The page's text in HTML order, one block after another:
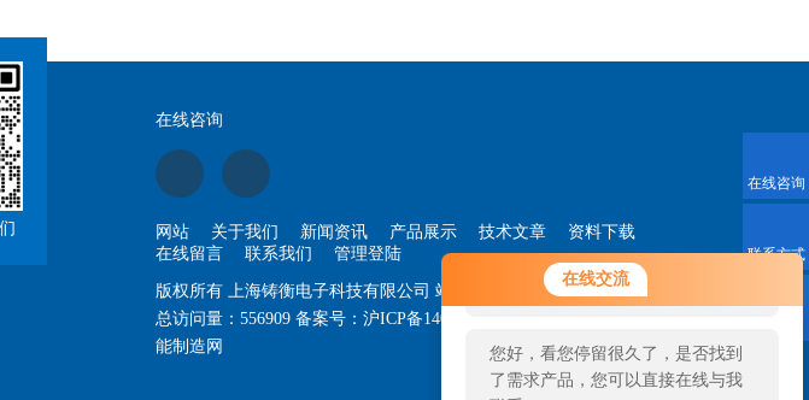
在线交流
您好！欢迎前来咨询，很高兴为您
服务，请问您要咨询什么问题呢？
您好，看您停留很久了，是否找到
了需求产品，您可以直接在线与我
在线咨询
网站 关于我们 新闻资讯 产品展示 技术文章
资料下载
在线留言
联系我们 管理登陆
版权所有 上海铸衡电子科技有限公司 站点地图
总访问量： 556909 备案号： 沪ICP备14030360号-33
能制造网
在线咨询
联系方式